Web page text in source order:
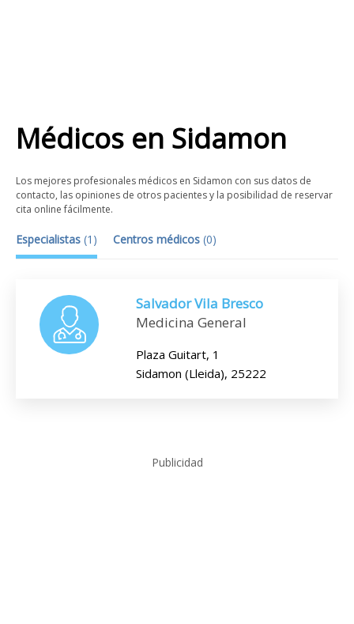
Médicos en Sidamon
Los mejores profesionales médicos en Sidamon con sus datos de
contacto, las opiniones de otros pacientes y la posibilidad de reservar
cita online fácilmente.
Especialistas (1 ) Centros médicos (0)
Salvador Vila Bresco
Medicina General
Plaza Guitart, 1
Sidamon (Lleida), 25222
Publicidad